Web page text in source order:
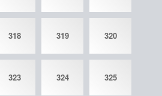
318 319 320
323 324 325